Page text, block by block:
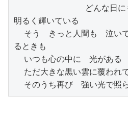
どんな日に
明るく輝いている
そう　きっと人間も　泣い
るときも
  いつも心の中に　光がある
ただ大きな黒い雲に覆われ
そのうち再び　強い光で照